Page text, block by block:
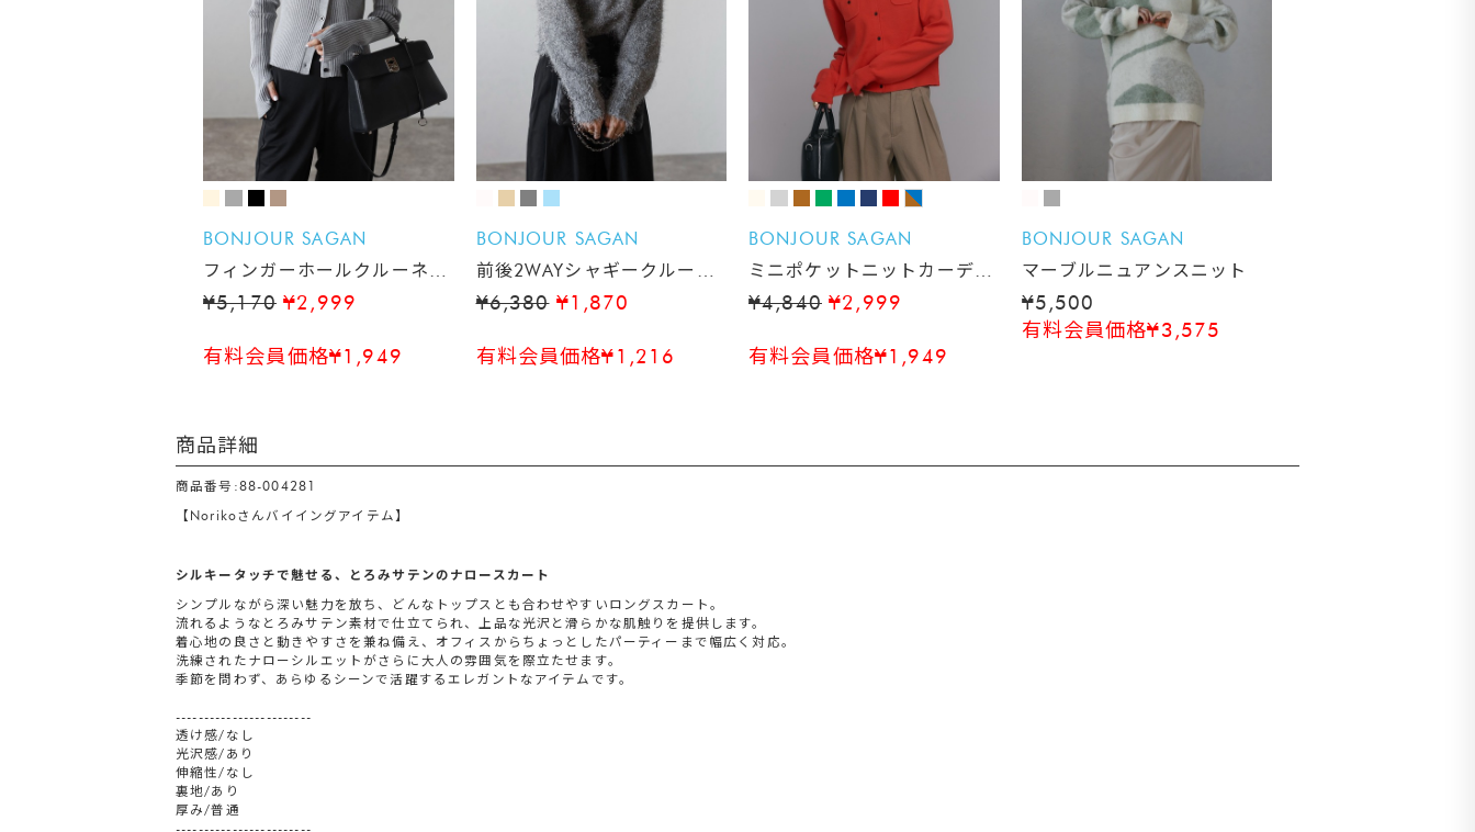
BONJOUR SAGAN
フィンガーホールクルーネッ
クリブカーディガン
¥5,170 ¥2,999
有料会員価格¥1,949
BONJOUR SAGAN
前後2WAYシャギークルーネ
ックカーディガン
¥6,380 ¥1,870
有料会員価格¥1,216
BONJOUR SAGAN
ミニポケットニットカーディ
ガン
¥4,840 ¥2,999
有料会員価格¥1,949
BONJOUR SAGAN
マーブルニュアンスニット
¥5,500
有料会員価格¥3,575
商品詳細
商品番号:88-004281
【Norikoさんバイイングアイテム】
シルキータッチで魅せる、とろみサテンのナロースカート
シンプルながら深い魅力を放ち、どんなトップスとも合わせやすいロングスカート。
流れるようなとろみサテン素材で仕立てられ、上品な光沢と滑らかな肌触りを提供します。
着心地の良さと動きやすさを兼ね備え、オフィスからちょっとしたパーティーまで幅広く対応。
洗練されたナローシルエットがさらに大人の雰囲気を際立たせます。
季節を問わず、あらゆるシーンで活躍するエレガントなアイテムです。
------------------------
透け感/なし
光沢感/あり
伸縮性/なし
裏地/あり
厚み/普通
------------------------